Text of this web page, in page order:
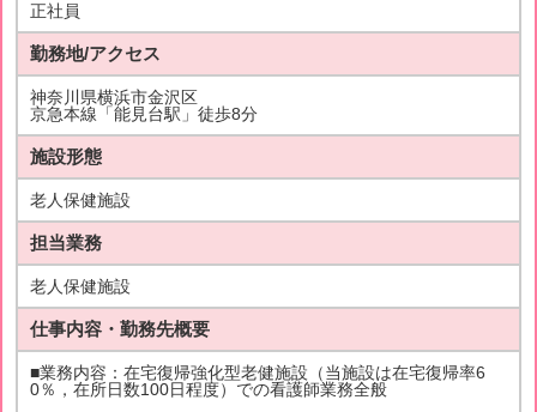
正社員
勤務地/アクセス
神奈川県横浜市金沢区
京急本線「能見台駅」徒歩8分
施設形態
老人保健施設
担当業務
老人保健施設
仕事内容・勤務先概要
■業務内容：在宅復帰強化型老健施設（当施設は在宅復帰率6
0％，在所日数100日程度）での看護師業務全般